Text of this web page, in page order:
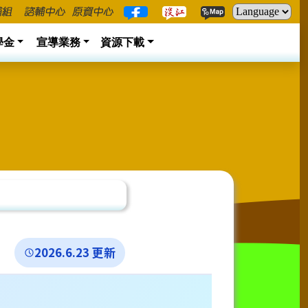
金 宣導業務 資源下載
2026.6.23 更新